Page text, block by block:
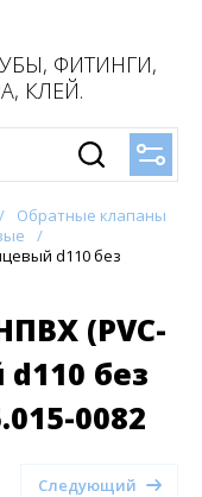
ФИТИНГИ,
КЛЕЙ.
/
Обратные клапаны
/
d110 без
(PVC-
без
0082
Следующий